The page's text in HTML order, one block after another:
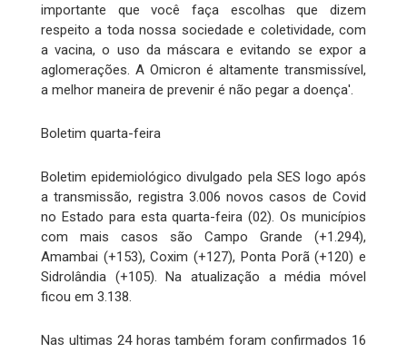
importante que você faça escolhas que dizem
respeito a toda nossa sociedade e coletividade, com
a vacina, o uso da máscara e evitando se expor a
aglomerações. A Omicron é altamente transmissível,
a melhor maneira de prevenir é não pegar a doença'.
Boletim quarta-feira
Boletim epidemiológico divulgado pela SES logo após
a transmissão, registra 3.006 novos casos de Covid
no Estado para esta quarta-feira (02). Os municípios
com mais casos são Campo Grande (+1.294),
Amambai (+153), Coxim (+127), Ponta Porã (+120) e
Sidrolândia (+105). Na atualização a média móvel
ficou em 3.138.
Nas ultimas 24 horas também foram confirmados 16